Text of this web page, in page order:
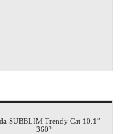
SUBBLIM Trendy Cat 10.1″
360º